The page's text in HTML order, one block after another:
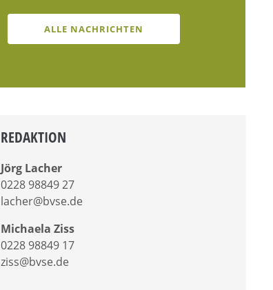
ALLE NACHRICHTEN
REDAKTION
Jörg Lacher
0228 98849 27
lacher@bvse.de
Michaela Ziss
0228 98849 17
ziss@bvse.de